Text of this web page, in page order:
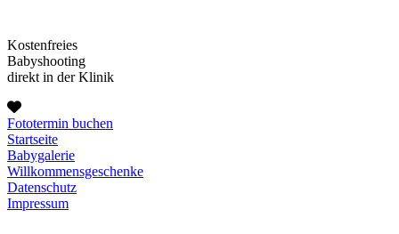
Kostenfreies
Babyshooting
direkt in der Klinik
Fototermin buchen
Startseite
Babygalerie
Willkommensgeschenke
Datenschutz
Impressum